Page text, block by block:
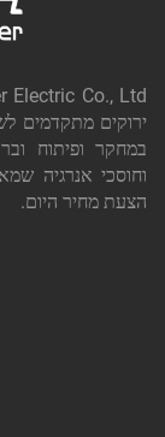
ירוקים מתקדמים
במחקר ופיתוח
וחוסכי אנרגיה
הצעת מחיר היום.